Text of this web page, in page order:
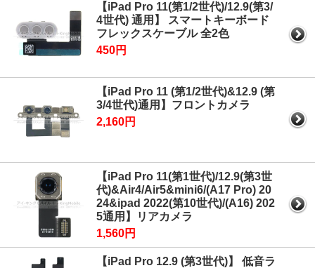
【iPad Pro 11(第1/2世代)/12.9(第3/
4世代) 通用】 スマートキーボード
フレックスケーブル 全2色
450円
【iPad Pro 11 (第1/2世代)&12.9 (第
3/4世代)通用】フロントカメラ
2,160円
【iPad Pro 11(第1世代)/12.9(第3世
代)&Air4/Air5&mini6/(A17 Pro) 20
24&ipad 2022(第10世代)/(A16) 202
5通用】リアカメラ
1,560円
【iPad Pro 12.9 (第3世代)】 低音ラ